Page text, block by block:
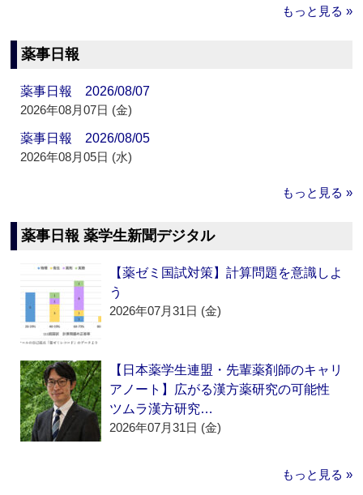
もっと見る »
薬事日報
薬事日報 2026/08/07
2026年08月07日 (金)
薬事日報 2026/08/05
2026年08月05日 (水)
もっと見る »
薬事日報 薬学生新聞デジタル
【薬ゼミ国試対策】計算問題を意識しよ
う
2026年07月31日 (金)
【日本薬学生連盟・先輩薬剤師のキャリ
アノート】広がる漢方薬研究の可能性
ツムラ漢方研究…
2026年07月31日 (金)
もっと見る »